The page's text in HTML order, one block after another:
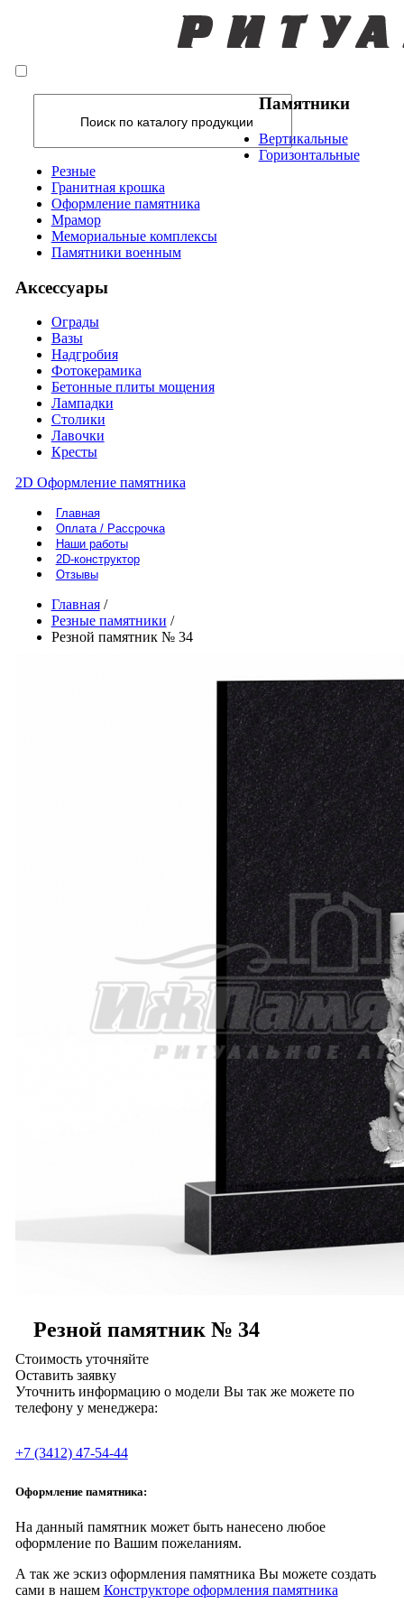
Памятники
Вертикальные
Горизонтальные
Резные
Гранитная крошка
Оформление памятника
Мрамор
Мемориальные комплексы
Памятники военным
Аксессуары
Ограды
Вазы
Надгробия
Фотокерамика
Бетонные плиты мощения
Лампадки
Столики
Лавочки
Кресты
2D Оформление памятника
Главная
Оплата / Рассрочка
Наши работы
2D-конструктор
Отзывы
Главная /
Резные памятники /
Резной памятник № 34
Резной памятник № 34
Стоимость уточняйте
Оставить заявку
Уточнить информацию о модели Вы так же можете по
телефону у менеджера:
+7 (3412) 47-54-44
Оформление памятника:
На данный памятник может быть нанесено любое
оформление по Вашим пожеланиям.
А так же эскиз оформления памятника Вы можете создать
сами в нашем Конструкторе оформления памятника